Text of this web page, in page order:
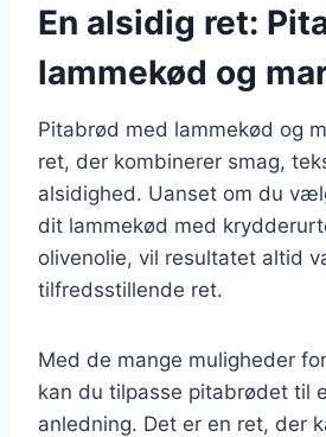
En alsidig ret:
lammekød og
Pitabrød med lammekød og
ret, der kombinerer smag,
alsidighed. Uanset om du
dit lammekød med
olivenolie, vil resultatet altid
tilfredsstillende ret.
Med de mange muligheder
kan du tilpasse pitabrødet til
anledning. Det er en ret, der